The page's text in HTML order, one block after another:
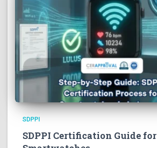
SDPPI
SDPPI Certification Guide for